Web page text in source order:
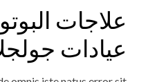
علاجات
عيادات